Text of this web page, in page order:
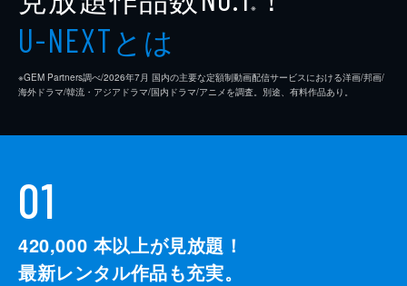
※
U-NEXTとは
※GEM Partners調べ/2026年7⽉ 国内の主要な定額制動画配信サービスにおける洋画/邦画/
海外ドラマ/韓流・アジアドラマ/国内ドラマ/アニメを調査。別途、有料作品あり。
01
420,000 本以上が見放題！
最新レンタル作品も充実。